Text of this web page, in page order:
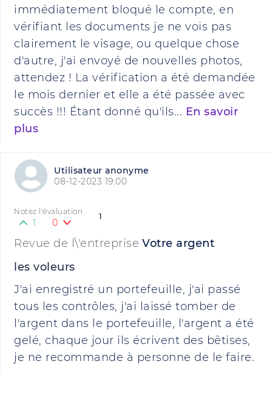
immédiatement bloqué le compte, en
vérifiant les documents je ne vois pas
clairement le visage, ou quelque chose
d'autre, j'ai envoyé de nouvelles photos,
attendez ! La vérification a été demandée
le mois dernier et elle a été passée avec
succès !!! Étant donné qu'ils... En savoir
plus
Utilisateur anonyme
08-12-2023 19:00
1
Notez l'évaluation
1 0
Revue de l\'entreprise Votre argent
les voleurs
J'ai enregistré un portefeuille, j'ai passé
tous les contrôles, j'ai laissé tomber de
l'argent dans le portefeuille, l'argent a été
gelé, chaque jour ils écrivent des bêtises,
je ne recommande à personne de le faire.